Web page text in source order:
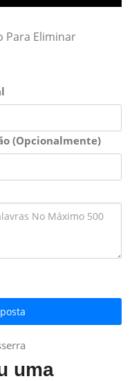
Para Eliminar
(Opcionalmente)
uma